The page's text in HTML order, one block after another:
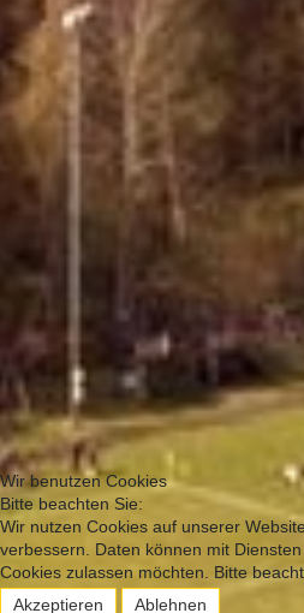
Wir benutzen Cookies
Bitte beachten Sie:
Wir nutzen Cookies auf unserer
verbessern. Daten können mit
Cookies zulassen möchten. Bitte
Akzeptieren
Ablehnen